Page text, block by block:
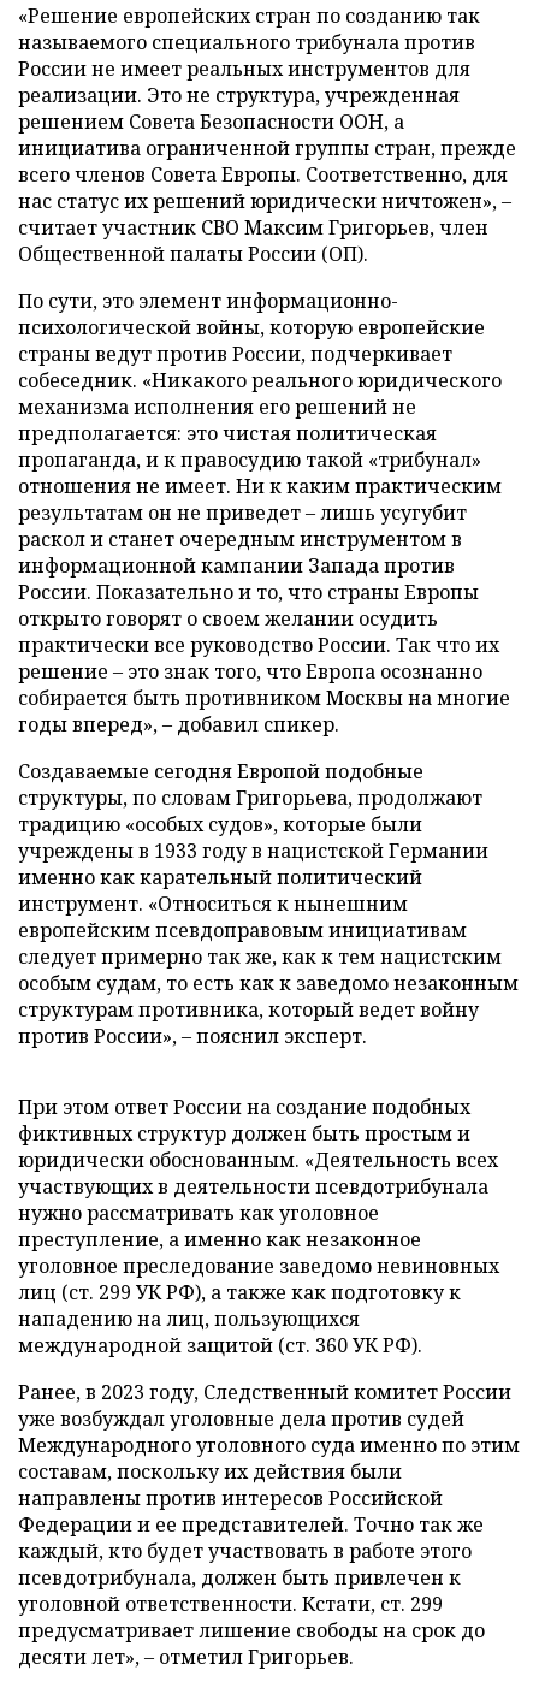
«Решение европейских стран по созданию так
называемого специального трибунала против
России не имеет реальных инструментов для
реализации. Это не структура, учрежденная
решением Совета Безопасности ООН, а
инициатива ограниченной группы стран, прежде
всего членов Совета Европы. Соответственно, для
нас статус их решений юридически ничтожен», –
считает участник СВО Максим Григорьев, член
Общественной палаты России (ОП).
По сути, это элемент информационно-
психологической войны, которую европейские
страны ведут против России, подчеркивает
собеседник. «Никакого реального юридического
механизма исполнения его решений не
предполагается: это чистая политическая
пропаганда, и к правосудию такой «трибунал»
отношения не имеет. Ни к каким практическим
результатам он не приведет – лишь усугубит
раскол и станет очередным инструментом в
информационной кампании Запада против
России. Показательно и то, что страны Европы
открыто говорят о своем желании осудить
практически все руководство России. Так что их
решение – это знак того, что Европа осознанно
собирается быть противником Москвы на многие
годы вперед», – добавил спикер.
Создаваемые сегодня Европой подобные
структуры, по словам Григорьева, продолжают
традицию «особых судов», которые были
учреждены в 1933 году в нацистской Германии
именно как карательный политический
инструмент. «Относиться к нынешним
европейским псевдоправовым инициативам
следует примерно так же, как к тем нацистским
особым судам, то есть как к заведомо незаконным
структурам противника, который ведет войну
против России», – пояснил эксперт.
При этом ответ России на создание подобных
фиктивных структур должен быть простым и
юридически обоснованным. «Деятельность всех
участвующих в деятельности псевдотрибунала
нужно рассматривать как уголовное
преступление, а именно как незаконное
уголовное преследование заведомо невиновных
лиц (ст. 299 УК РФ), а также как подготовку к
нападению на лиц, пользующихся
международной защитой (ст. 360 УК РФ).
Ранее, в 2023 году, Следственный комитет России
уже возбуждал уголовные дела против судей
Международного уголовного суда именно по этим
составам, поскольку их действия были
направлены против интересов Российской
Федерации и ее представителей. Точно так же
каждый, кто будет участвовать в работе этого
псевдотрибунала, должен быть привлечен к
уголовной ответственности. Кстати, ст. 299
предусматривает лишение свободы на срок до
десяти лет», – отметил Григорьев.